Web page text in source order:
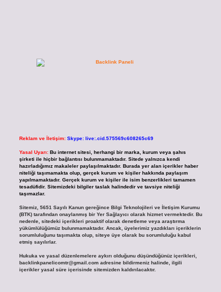
Reklam ve İletişim: Skype: live:.cid.575569c608265c69
Yasal Uyarı: Bu internet sitesi, herhangi bir marka, kurum veya şahıs
şirketi ile hiçbir bağlantısı bulunmamaktadır. Sitede yalnızca kendi
hazırladığımız makaleler paylaşılmaktadır. Burada yer alan içerikler haber
niteliği taşımamakta olup, gerçek kurum ve kişiler hakkında paylaşım
yapılmamaktadır. Gerçek kurum ve kişiler ile isim benzerlikleri tamamen
tesadüfidir. Sitemizdeki bilgiler taslak halindedir ve tavsiye niteliği
taşımazlar.
Sitemiz, 5651 Sayılı Kanun gereğince Bilgi Teknolojileri ve İletişim Kurumu
(BTK) tarafından onaylanmış bir Yer Sağlayıcı olarak hizmet vermektedir. Bu
nedenle, sitedeki içerikleri proaktif olarak denetleme veya araştırma
yükümlülüğümüz bulunmamaktadır. Ancak, üyelerimiz yazdıkları içeriklerin
sorumluluğunu taşımakta olup, siteye üye olarak bu sorumluluğu kabul
etmiş sayılırlar.
Hukuka ve yasal düzenlemelere aykırı olduğunu düşündüğünüz içerikleri,
backlinkpanelicomtr@gmail.comadresine bildirmeniz halinde, ilgili
içerikler yasal süre içerisinde sitemizden kaldırılacaktır.